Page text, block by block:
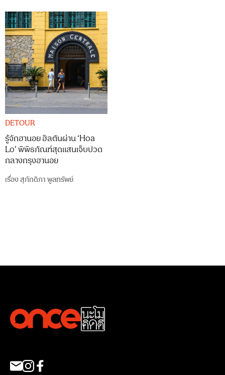
DETOUR
รู้จักฮานอย ฮิลตันผ่าน ‘Hoa
Lo’ พิพิธภัณฑ์สุดแสนเจ็บปวด
กลางกรุงฮานอย
เรื่องสุภักดิภา พูลทรัพย์